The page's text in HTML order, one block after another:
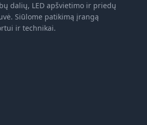
dalių, LED apšvietimo ir priedų
Siūlome patikimą įrangą
ir technikai.